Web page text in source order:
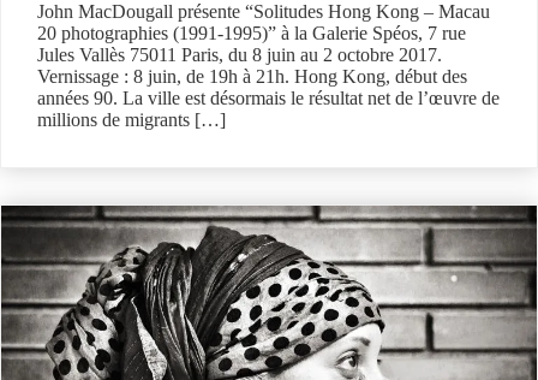
John MacDougall présente “Solitudes Hong Kong – Macau
20 photographies (1991-1995)” à la Galerie Spéos, 7 rue
Jules Vallès 75011 Paris, du 8 juin au 2 octobre 2017.
Vernissage : 8 juin, de 19h à 21h. Hong Kong, début des
années 90. La ville est désormais le résultat net de l’œuvre de
millions de migrants […]